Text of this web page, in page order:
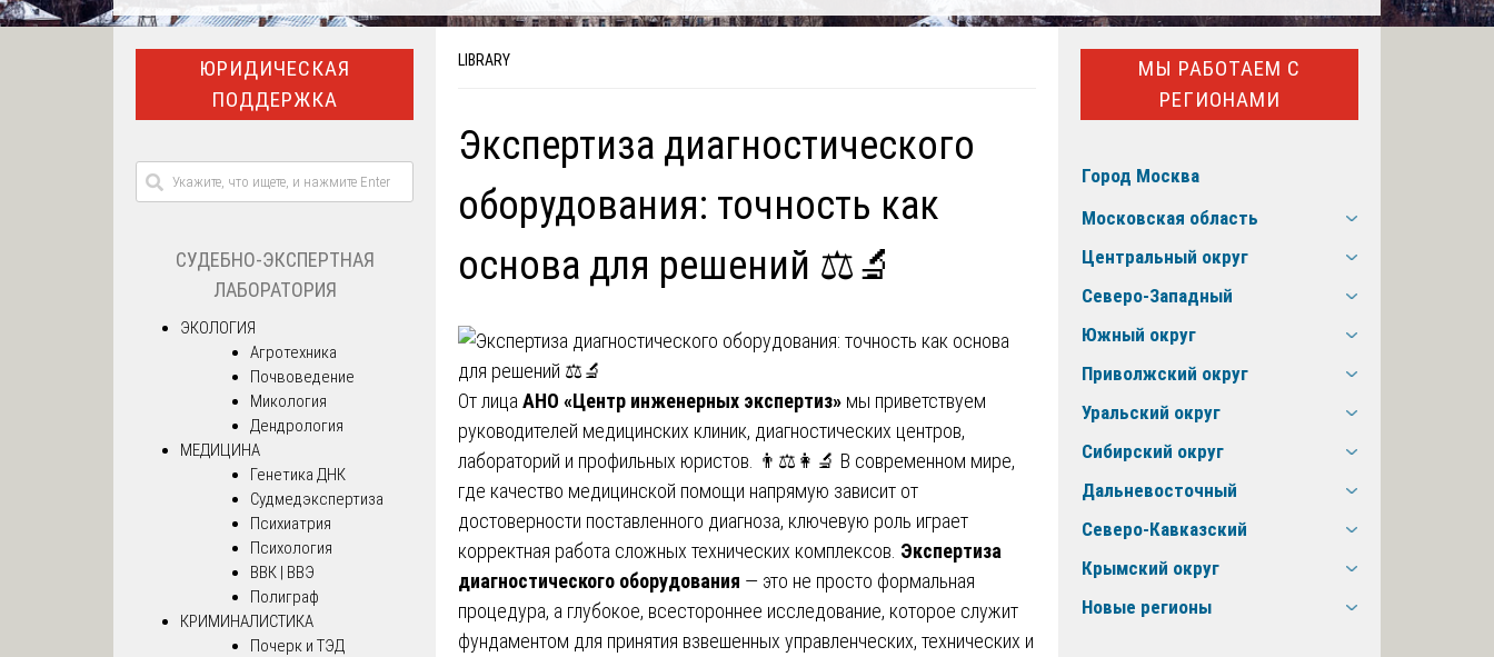
LIBRARY
Экспертиза диагностического
оборудования: точность как
основа для решений ⚖️🔬
От лица АНО «Центр инженерных экспертиз» мы приветствуем
руководителей медицинских клиник, диагностических центров,
лабораторий и профильных юристов. 👨⚖️👩🔬 В современном мире,
где качество медицинской помощи напрямую зависит от
достоверности поставленного диагноза, ключевую роль играет
корректная работа сложных технических комплексов. Экспертиза
диагностического оборудования — это не просто формальная
процедура, а глубокое, всестороннее исследование, которое служит
фундаментом для принятия взвешенных управленческих, технических и
ЮРИДИЧЕСКАЯ
ПОДДЕРЖКА
СУДЕБНО-ЭКСПЕРТНАЯ
ЛАБОРАТОРИЯ
ЭКОЛОГИЯ
Агротехника
Почвоведение
Микология
Дендрология
МЕДИЦИНА
Генетика ДНК
Судмедэкспертиза
Психиатрия
Психология
ВВК | ВВЭ
Полиграф
КРИМИНАЛИСТИКА
Почерк и ТЭД
МЫ РАБОТАЕМ С
РЕГИОНАМИ
Город Москва
Московская область
Центральный округ
Северо-Западный
Южный округ
Приволжский округ
Уральский округ
Сибирский округ
Дальневосточный
Северо-Кавказский
Крымский округ
Новые регионы